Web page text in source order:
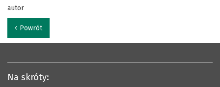
autor
Powrót
Na skróty: